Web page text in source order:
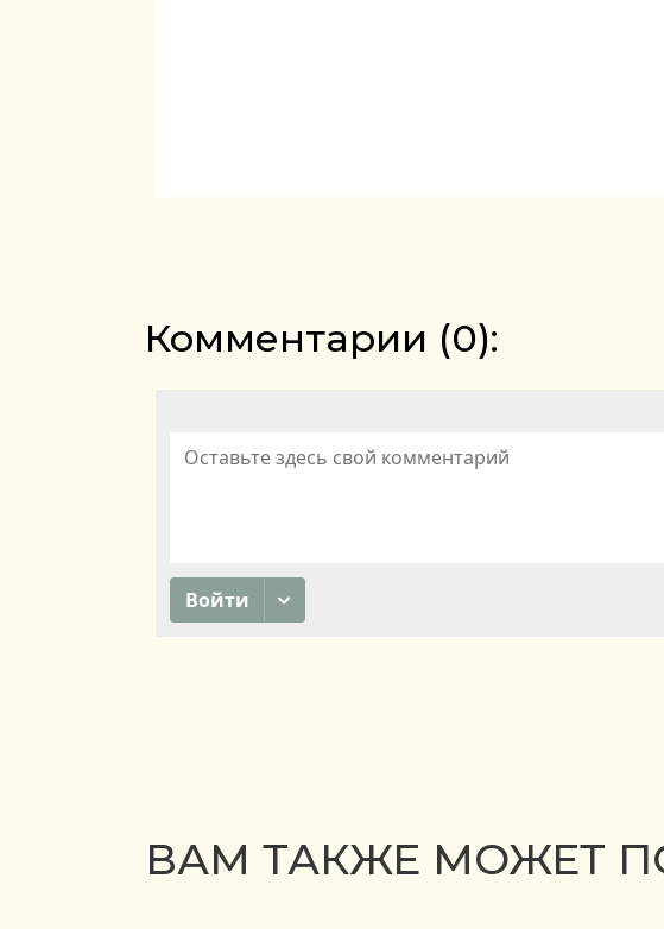
Комментарии (0):
ВАМ ТАКЖЕ МОЖЕТ